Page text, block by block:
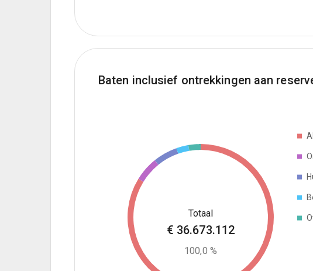
Baten inclusief ontrekkingen aan
€ 36.673.112
100,0 %